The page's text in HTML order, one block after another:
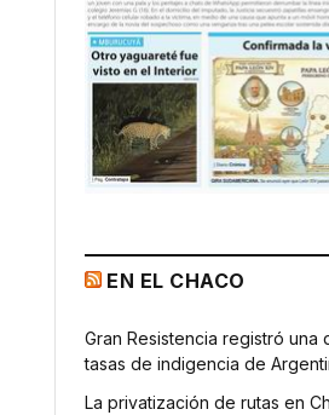
EN EL CHACO
Gran Resistencia registró una
tasas de indigencia de
La privatización de rutas en